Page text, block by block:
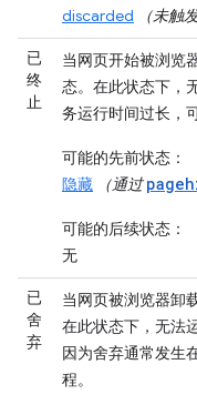
discarded
（未触
已
终
止
当网页开始被浏览
态。在此状态下，
务运行时间过长，
可能的先前状态 ：
隐藏
（通过
可能的后续状态 ：
无
已
舍
弃
当网页被浏览器卸
在此状态下，无法
因为舍弃通常发生
程。